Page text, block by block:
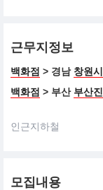
근무지정보
백화점 > 경남 창원
백화점 > 부산 부산
인근지하철
모집내용